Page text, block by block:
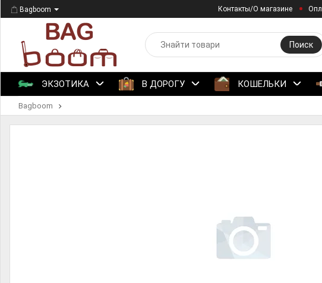
Bagboom Контакты/О магазине
Поиск
ЭКЗОТИКА В ДОРОГУ КОШЕЛЬКИ
Bagboom